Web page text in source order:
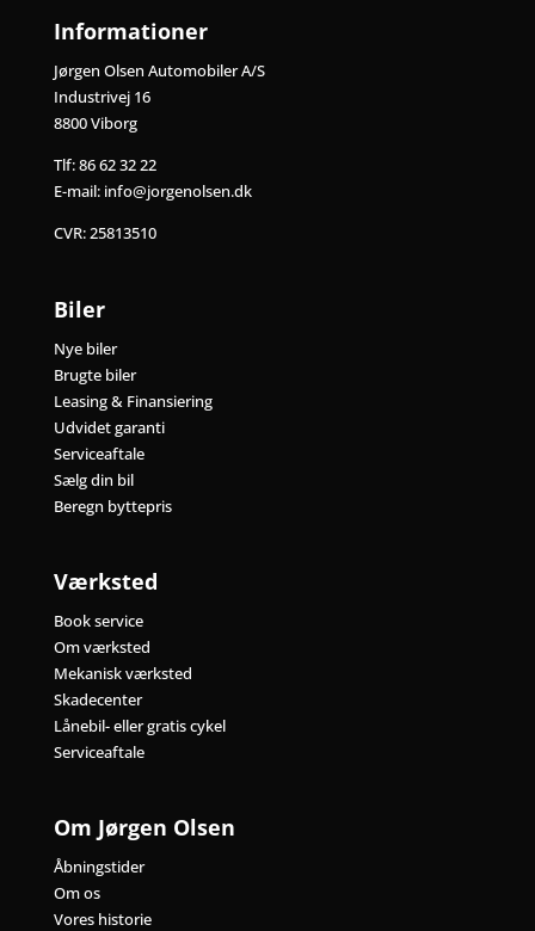
Informationer
Jørgen Olsen Automobiler A/S
Industrivej 16
8800 Viborg
Tlf:86 62 32 22
E-mail: info@jorgenolsen.dk
CVR: 25813510
Biler
Nye biler
Brugte biler
Leasing & Finansiering
Udvidet garanti
Serviceaftale
Sælg din bil
Beregn byttepris
Værksted
Book service
Om værksted
Mekanisk værksted
Skadecenter
Lånebil- eller gratis cykel
Serviceaftale
Om Jørgen Olsen
Åbningstider
Om os
Vores historie